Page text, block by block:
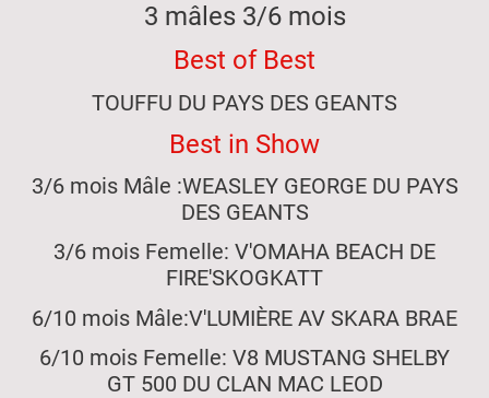
3 mâles 3/6 mois
Best of Best
TOUFFU DU PAYS DES GEANTS
Best in Show
3/6 mois Mâle :WEASLEY GEORGE DU PAYS
DES GEANTS
3/6 mois Femelle: V'OMAHA BEACH DE
FIRE'SKOGKATT
6/10 mois Mâle:V'LUMIÈRE AV SKARA BRAE
6/10 mois Femelle: V8 MUSTANG SHELBY
GT 500 DU CLAN MAC LEOD